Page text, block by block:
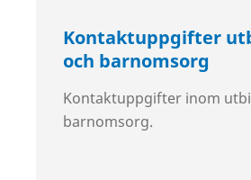
Kontaktuppgifter
och barnomsorg
Kontaktuppgifter inom
barnomsorg.